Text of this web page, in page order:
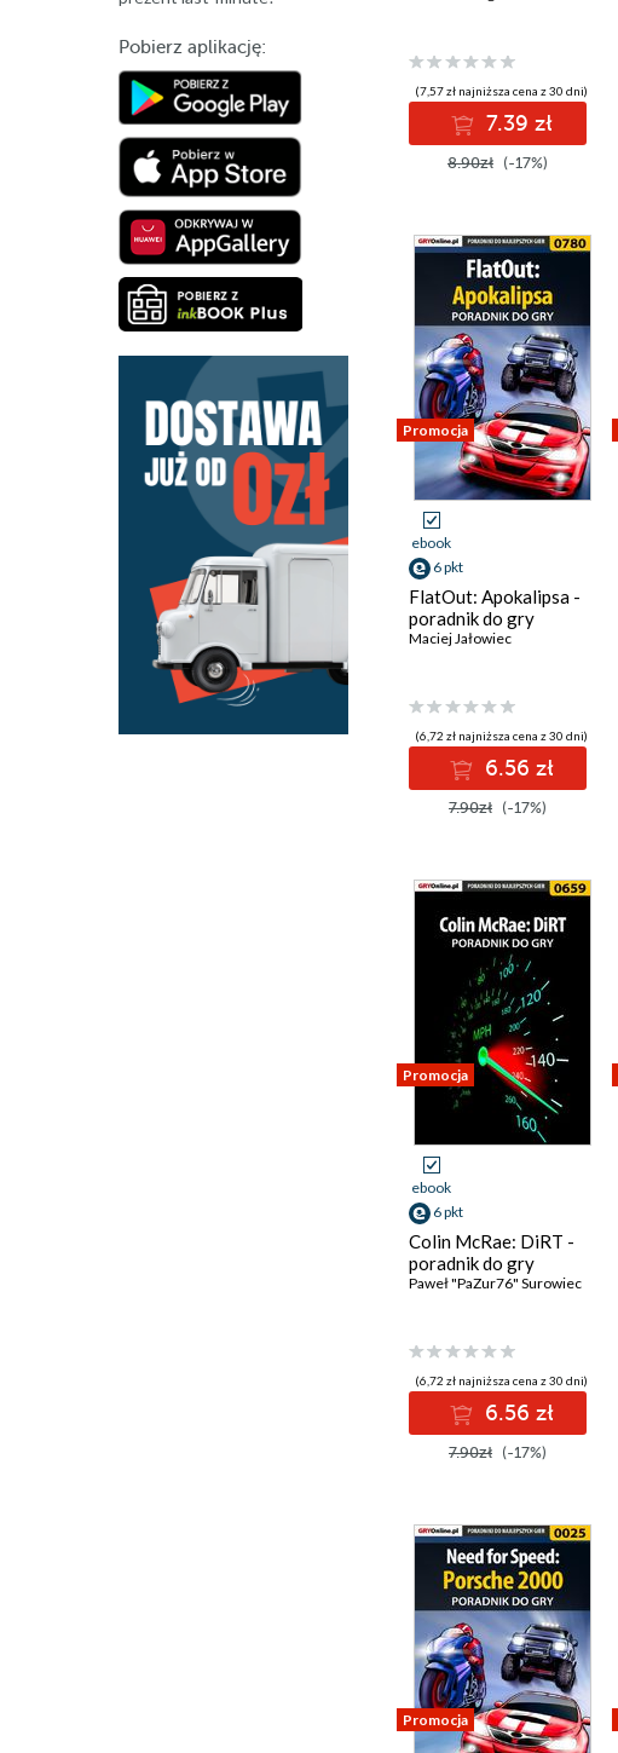
Pobierz aplikację:
(7,57 zł najniższa cena z 30 dni)
7.39 zł
8.90zł (-17%)
Promocja
ebook
6 pkt
FlatOut: Apokalipsa -
poradnik do gry
Maciej Jałowiec
(6,72 zł najniższa cena z 30 dni)
6.56 zł
7.90zł (-17%)
Promocja
ebook
6 pkt
Colin McRae: DiRT -
poradnik do gry
Paweł "PaZur76" Surowiec
(6,72 zł najniższa cena z 30 dni)
6.56 zł
7.90zł (-17%)
Promocja